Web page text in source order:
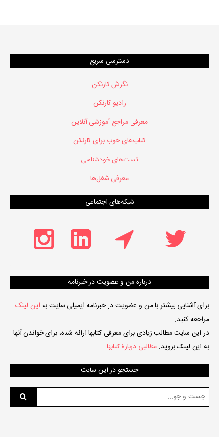
دسترسی سریع
نگرش کارنکن
رادیو کارنکن
معرفی مراجع آموزشی آنلاین
کتاب‌های خوب برای کارنکن
تست‌های خودشناسی
معرفی شغل‌ها
شبکه‌های اجتماعی
درباره من و عضویت در خبرنامه
برای آشنایی بیشتر با من و عضویت در خبرنامه ایمیلی سایت به این لینک
مراجعه کنید.
در این سایت مطالب زیادی برای معرفی کتابها ارائه شده، برای خواندن آنها
به این لینک بروید: مطالبی دربارۀ کتابها
جستجو در این سایت
جست